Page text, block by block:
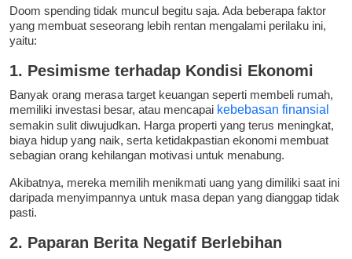
Doom spending tidak muncul begitu saja. Ada beberapa faktor
yang membuat seseorang lebih rentan mengalami perilaku ini,
yaitu:
1. Pesimisme terhadap Kondisi Ekonomi
Banyak orang merasa target keuangan seperti membeli rumah,
memiliki investasi besar, atau mencapai kebebasan finansial
semakin sulit diwujudkan. Harga properti yang terus meningkat,
biaya hidup yang naik, serta ketidakpastian ekonomi membuat
sebagian orang kehilangan motivasi untuk menabung.
Akibatnya, mereka memilih menikmati uang yang dimiliki saat ini
daripada menyimpannya untuk masa depan yang dianggap tidak
pasti.
2. Paparan Berita Negatif Berlebihan